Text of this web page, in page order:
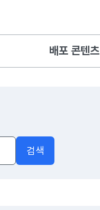
배포 콘텐츠
검색